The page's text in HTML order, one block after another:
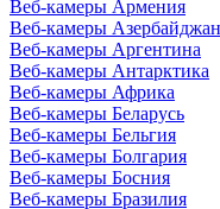
Веб-камеры Армения
Веб-камеры Азербайджан
Веб-камеры Аргентина
Веб-камеры Антарктика
Веб-камеры Африка
Веб-камеры Беларусь
Веб-камеры Бельгия
Веб-камеры Болгария
Веб-камеры Босния
Веб-камеры Бразилия